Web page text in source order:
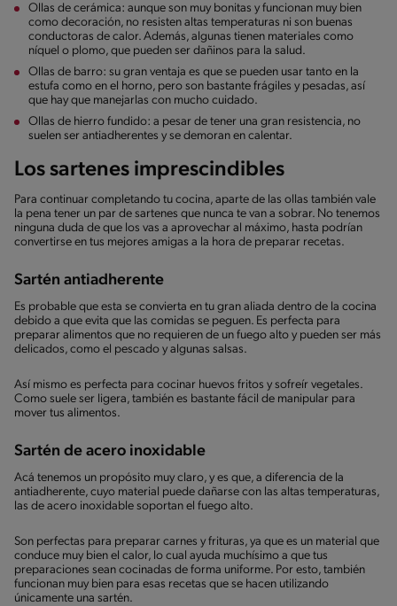
Ollas de cerámica: aunque son muy bonitas y funcionan muy bien
como decoración, no resisten altas temperaturas ni son buenas
conductoras de calor. Además, algunas tienen materiales como
níquel o plomo, que pueden ser dañinos para la salud.
Ollas de barro: su gran ventaja es que se pueden usar tanto en la
estufa como en el horno, pero son bastante frágiles y pesadas, así
que hay que manejarlas con mucho cuidado.
Ollas de hierro fundido: a pesar de tener una gran resistencia, no
suelen ser antiadherentes y se demoran en calentar.
Los sartenes imprescindibles
Para continuar completando tu cocina, aparte de las ollas también vale
la pena tener un par de sartenes que nunca te van a sobrar. No tenemos
ninguna duda de que los vas a aprovechar al máximo, hasta podrían
convertirse en tus mejores amigas a la hora de preparar recetas.
Sartén antiadherente
Es probable que esta se convierta en tu gran aliada dentro de la cocina
debido a que evita que las comidas se peguen. Es perfecta para
preparar alimentos que no requieren de un fuego alto y pueden ser más
delicados, como el pescado y algunas salsas.
Así mismo es perfecta para cocinar huevos fritos y sofreír vegetales.
Como suele ser ligera, también es bastante fácil de manipular para
mover tus alimentos.
Sartén de acero inoxidable
Acá tenemos un propósito muy claro, y es que, a diferencia de la
antiadherente, cuyo material puede dañarse con las altas temperaturas,
las de acero inoxidable soportan el fuego alto.
Son perfectas para preparar carnes y frituras, ya que es un material que
conduce muy bien el calor, lo cual ayuda muchísimo a que tus
preparaciones sean cocinadas de forma uniforme. Por esto, también
funcionan muy bien para esas recetas que se hacen utilizando
únicamente una sartén.